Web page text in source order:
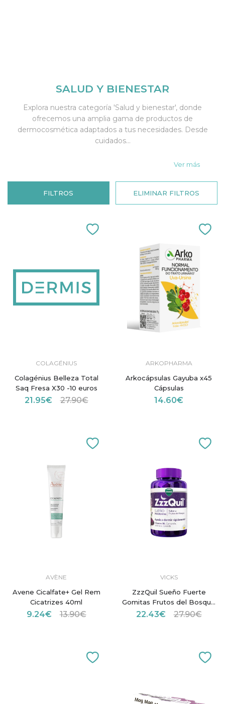
SALUD Y BIENESTAR
Explora nuestra categoría 'Salud y bienestar', donde
ofrecemos una amplia gama de productos de
dermocosmética adaptados a tus necesidades. Desde
cuidados...
Ver más
FILTROS ELIMINAR FILTROS
COLAGÉNIUS
Colagénius Belleza Total
Saq Fresa X30 -10 euros
21.95€ 27.90€
ARKOPHARMA
Arkocápsulas Gayuba x45
Cápsulas
14.60€
AVÈNE
Avene Cicalfate+ Gel Rem
Cicatrizes 40ml
9.24€ 13.90€
VICKS
ZzzQuil Sueño Fuerte
Gomitas Frutos del Bosque
60
22.43€ 27.90€